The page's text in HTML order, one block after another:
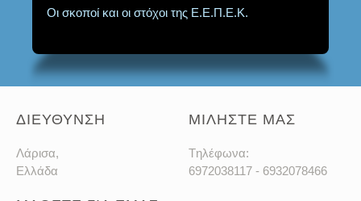
Οι σκοποί και οι στόχοι της Ε.Ε.Π.Ε.Κ.
ΔΙΕΥΘΥΝΣΗ
Λάρισα,
Ελλάδα
ΜΙΛΗΣΤΕ ΜΑΣ
Tηλέφωνα:
6972038117 - 6932078466